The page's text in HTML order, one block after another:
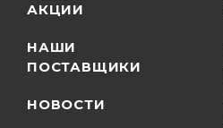
АКЦИИ
НАШИ
ПОСТАВЩИКИ
НОВОСТИ